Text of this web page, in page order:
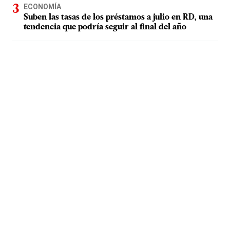
ECONOMÍA
Suben las tasas de los préstamos a julio en RD, una
tendencia que podría seguir al final del año